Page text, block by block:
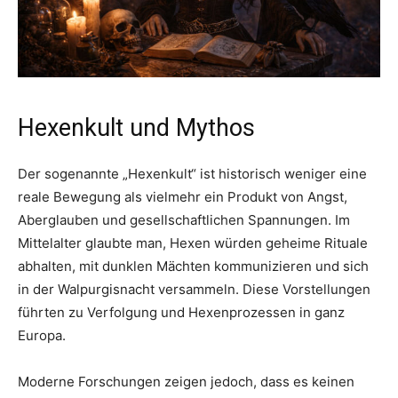
Hexenkult und Mythos
Der sogenannte „Hexenkult“ ist historisch weniger eine
reale Bewegung als vielmehr ein Produkt von Angst,
Aberglauben und gesellschaftlichen Spannungen. Im
Mittelalter glaubte man, Hexen würden geheime Rituale
abhalten, mit dunklen Mächten kommunizieren und sich
in der Walpurgisnacht versammeln. Diese Vorstellungen
führten zu Verfolgung und Hexenprozessen in ganz
Europa.
Moderne Forschungen zeigen jedoch, dass es keinen